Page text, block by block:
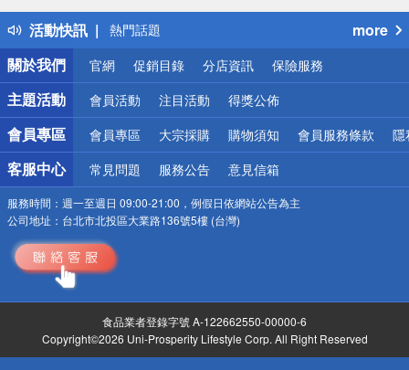
活動快訊
得獎公告
熱門話題
銀行優惠
偏遠地區配送
詐騙網頁！請小心！
more
關於我們
官網 促銷目錄 分店資訊 保險服務
主題活動 會員活動 注目活動 得獎公佈
會員專區 會員專區 大宗採購 購物須知 會員服務條款 隱
客服中心 常見問題 服務公告 意見信箱
服務時間： 週一至週日 09:00-21:00，例假日依網站公告為主
公司地址： 台北市北投區大業路136號5樓 (台灣)
食品業者登錄字號 A-122662550-00000-6
Copyright©2026 Uni-Prosperity Lifestyle Corp. All Right Reserved